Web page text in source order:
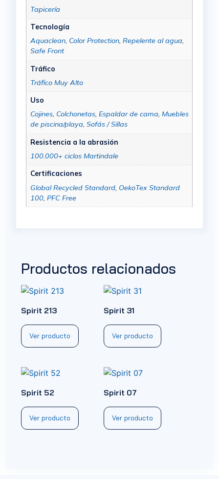
Tapicería
Tecnología
Aquaclean, Color Protection, Repelente al agua,
Safe Front
Tráfico
Tráfico Muy Alto
Uso
Cojines, Colchonetas, Espaldar de cama, Muebles
de piscina/playa, Sofás / Sillas
Resistencia a la abrasión
100.000+ ciclos Martindale
Certificaciones
Global Recycled Standard, OekoTex Standard
100, PFC Free
Productos relacionados
Spirit 213
Ver producto
Spirit 31
Ver producto
Spirit 52
Ver producto
Spirit 07
Ver producto